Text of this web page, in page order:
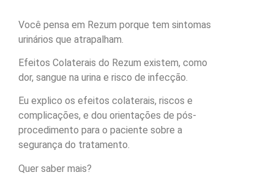
Você pensa em Rezum porque tem sintomas
urinários que atrapalham.
Efeitos Colaterais do Rezum existem, como
dor, sangue na urina e risco de infecção.
Eu explico os efeitos colaterais, riscos e
complicações, e dou orientações de pós-
procedimento para o paciente sobre a
segurança do tratamento.
Quer saber mais?